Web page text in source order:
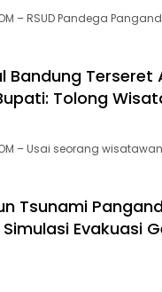
– RSUD Pandega
Bandung Terseret
Tolong
– Usai seorang
Tsunami
Simulasi Evakuasi